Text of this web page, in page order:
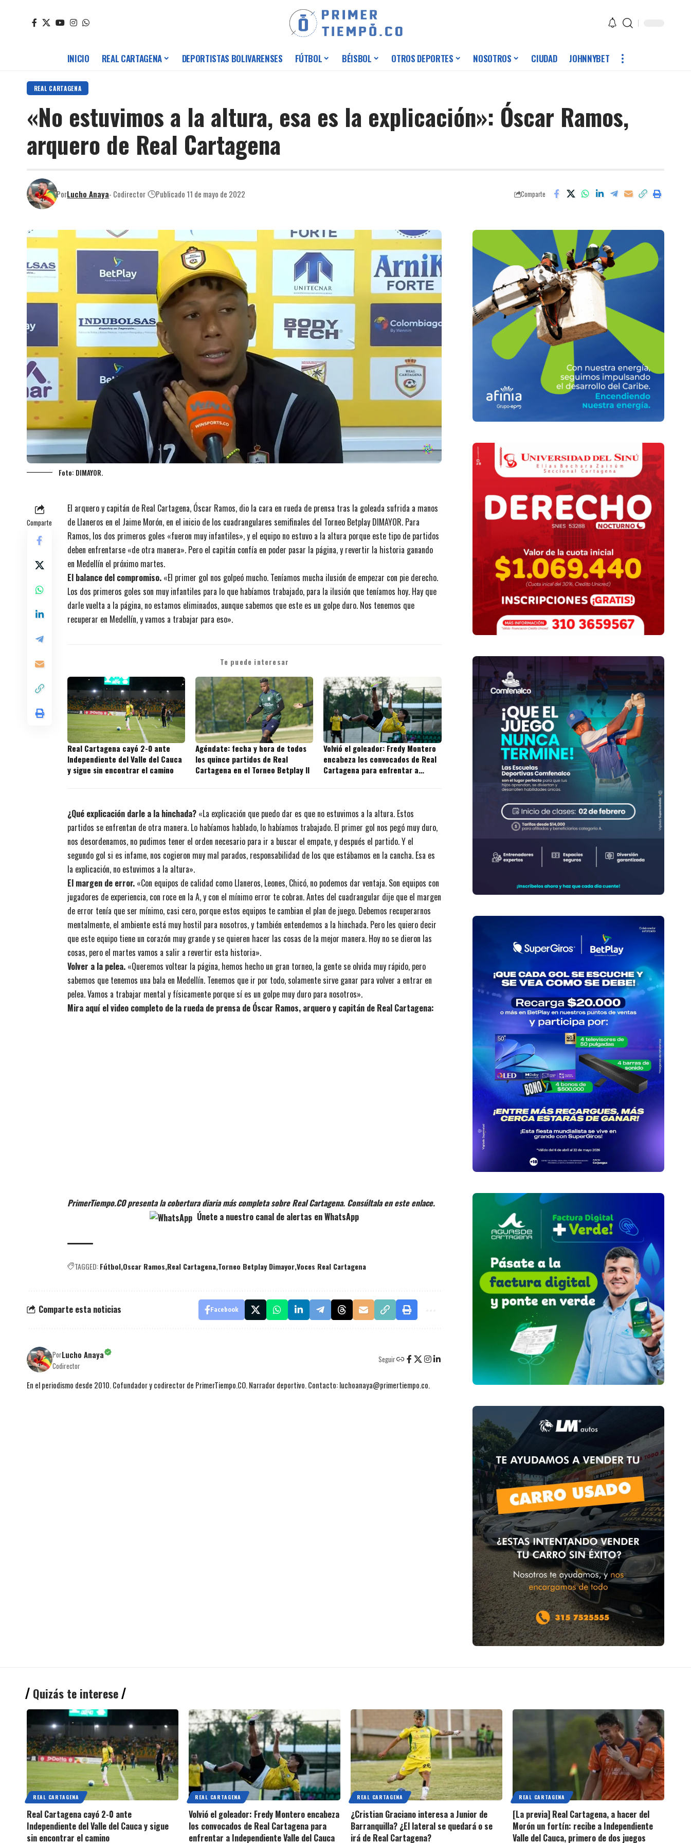
INICIO REAL CARTAGENA DEPORTISTAS BOLIVARENSES FÚTBOL BÉISBOL OTROS DEPORTES NOSOTROS CIUDAD JOHNNYBET
REAL CARTAGENA
«No estuvimos a la altura, esa es la explicación»: Óscar Ramos,
arquero de Real Cartagena
PorLucho Anaya- Codirector Publicado 11 de mayo de 2022 Comparte
Foto: DIMAYOR.
Comparte
El arquero y capitán de Real Cartagena, Óscar Ramos, dio la cara en rueda de prensa tras la goleada sufrida a manos
de Llaneros en el Jaime Morón, en el inicio de los cuadrangulares semifinales del Torneo Betplay DIMAYOR. Para
Ramos, los dos primeros goles «fueron muy infantiles», y el equipo no estuvo a la altura porque este tipo de partidos
deben enfrentarse «de otra manera». Pero el capitán confía en poder pasar la página, y revertir la historia ganando
en Medellín el próximo martes.
El balance del compromiso. «El primer gol nos golpeó mucho. Teníamos mucha ilusión de empezar con pie derecho.
Los dos primeros goles son muy infantiles para lo que habíamos trabajado, para la ilusión que teníamos hoy. Hay que
darle vuelta a la página, no estamos eliminados, aunque sabemos que este es un golpe duro. Nos tenemos que
recuperar en Medellín, y vamos a trabajar para eso».
Te puede interesar
Real Cartagena cayó 2-0 ante
Independiente del Valle del Cauca
y sigue sin encontrar el camino
Agéndate: fecha y hora de todos
los quince partidos de Real
Cartagena en el Torneo Betplay II
Volvió el goleador: Fredy Montero
encabeza los convocados de Real
Cartagena para enfrentar a
¿Qué explicación darle a la hinchada? «La explicación que puedo dar es que no estuvimos a la altura. Estos
partidos se enfrentan de otra manera. Lo habíamos hablado, lo habíamos trabajado. El primer gol nos pegó muy duro,
nos desordenamos, no pudimos tener el orden necesario para ir a buscar el empate, y después el partido. Y el
segundo gol si es infame, nos cogieron muy mal parados, responsabilidad de los que estábamos en la cancha. Esa es
la explicación, no estuvimos a la altura».
El margen de error. «Con equipos de calidad como Llaneros, Leones, Chicó, no podemos dar ventaja. Son equipos con
jugadores de experiencia, con roce en la A, y con el mínimo error te cobran. Antes del cuadrangular dije que el margen
de error tenía que ser mínimo, casi cero, porque estos equipos te cambian el plan de juego. Debemos recuperarnos
mentalmente, el ambiente está muy hostil para nosotros, y también entendemos a la hinchada. Pero les quiero decir
que este equipo tiene un corazón muy grande y se quieren hacer las cosas de la mejor manera. Hoy no se dieron las
cosas, pero el martes vamos a salir a revertir esta historia».
Volver a la pelea. «Queremos voltear la página, hemos hecho un gran torneo, la gente se olvida muy rápido, pero
sabemos que tenemos una bala en Medellín. Tenemos que ir por todo, solamente sirve ganar para volver a entrar en
pelea. Vamos a trabajar mental y físicamente porque sí es un golpe muy duro para nosotros».
Mira aquí el video completo de la rueda de prensa de Óscar Ramos, arquero y capitán de Real Cartagena:
PrimerTiempo.CO presenta la cobertura diaria más completa sobre Real Cartagena. Consúltala en este enlace.
Únete a nuestro canal de alertas en WhatsApp
TAGGED:Fútbol Oscar Ramos Real Cartagena Torneo Betplay DimayorVoces Real Cartagena
Comparte esta noticias Facebook
PorLucho Anaya
Codirector
Seguir
En el periodismo desde 2010. Cofundador y codirector de PrimerTiempo.CO. Narrador deportivo. Contacto: luchoanaya@primertiempo.co.
Quizás te interese
REAL CARTAGENA
Real Cartagena cayó 2-0 ante
Independiente del Valle del Cauca y sigue
sin encontrar el camino
REAL CARTAGENA
Volvió el goleador: Fredy Montero encabeza
los convocados de Real Cartagena para
enfrentar a Independiente Valle del Cauca
REAL CARTAGENA
¿Cristian Graciano interesa a Junior de
Barranquilla? ¿El lateral se quedará o se
irá de Real Cartagena?
REAL CARTAGENA
[La previa] Real Cartagena, a hacer del
Morón un fortín: recibe a Independiente
Valle del Cauca, primero de dos juegos